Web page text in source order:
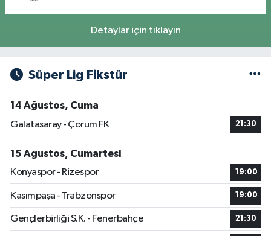
Detaylar için tıklayın
Süper Lig Fikstür
14 Ağustos, Cuma
Galatasaray - Çorum FK
21:30
15 Ağustos, Cumartesi
Konyaspor - Rizespor
19:00
Kasımpaşa - Trabzonspor 19:00
Gençlerbirliği S.K. - Fenerbahçe 21:30